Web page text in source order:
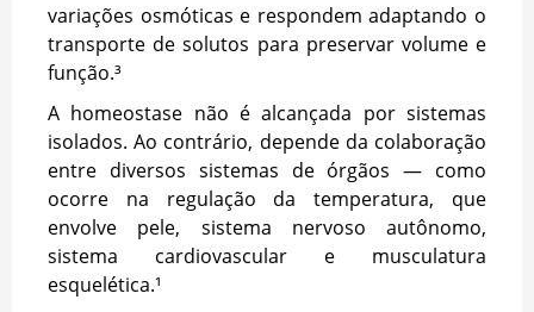
variações osmóticas e respondem adaptando o
transporte de solutos para preservar volume e
função.³
A homeostase não é alcançada por sistemas
isolados. Ao contrário, depende da colaboração
entre diversos sistemas de órgãos — como
ocorre na regulação da temperatura, que
envolve pele, sistema nervoso autônomo,
sistema cardiovascular e musculatura
esquelética.¹